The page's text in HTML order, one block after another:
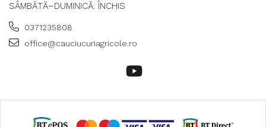
SÂMBĂTĂ–DUMINICĂ: ÎNCHIS
0371235808
office@cauciucuriagricole.ro